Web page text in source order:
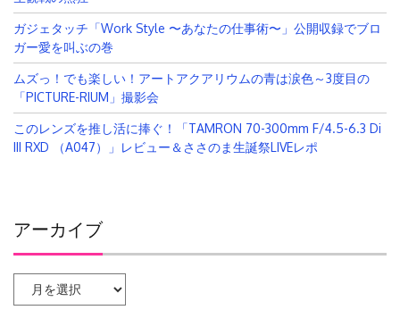
ガジェタッチ「Work Style 〜あなたの仕事術〜」公開収録でブロ
ガー愛を叫ぶの巻
ムズっ！でも楽しい！アートアクアリウムの青は涙色～3度目の
「PICTURE-RIUM」撮影会
このレンズを推し活に捧ぐ！「TAMRON 70-300mm F/4.5-6.3 Di
III RXD （A047）」レビュー＆ささのま生誕祭LIVEレポ
アーカイブ
ー